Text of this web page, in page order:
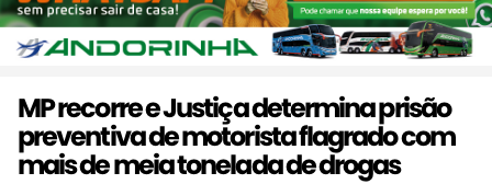
MP recorre e Justiça determina prisão
preventiva de motorista flagrado com
mais de meia tonelada de drogas